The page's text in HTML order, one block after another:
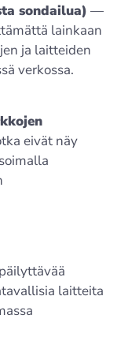
sondailua) —
lainkaan
ja laitteiden
verkossa.
eivät näy
laitteita